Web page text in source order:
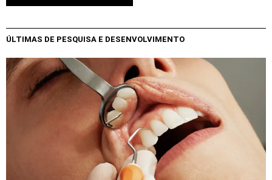
ÚLTIMAS DE PESQUISA E DESENVOLVIMENTO